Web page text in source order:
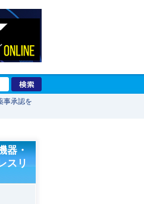
事承認を
器・
スリ